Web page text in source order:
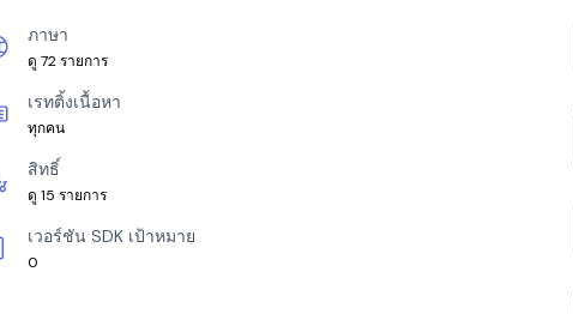
ภาษา
ดู 72 รายการ
เรทติ้งเนื้อหา
ทุกคน
สิทธิ์
ดู 15 รายการ
เวอร์ชัน SDK เป้าหมาย
0